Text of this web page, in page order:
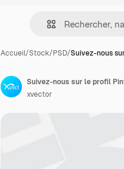
Accueil/Stock/PSD/Suivez-nous
xvector